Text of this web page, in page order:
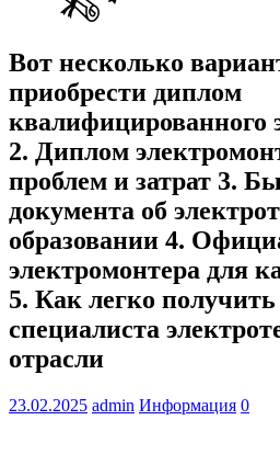
Вот несколько
приобрести диплом
квалифицированного
2. Диплом
проблем и затрат 3.
документа об
образовании 4.
электромонтера для
5. Как легко
специалиста
отрасли
23.02.2025 admin Информация 0